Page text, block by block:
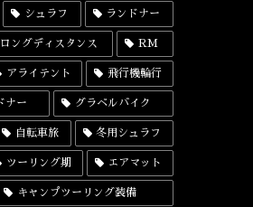
シュラフ ランドナー
ロングディスタンス RM
アライテント 飛行機輪行
ナー グラベルバイク
自転車旅 冬用シュラフ
ツーリング期 エアマット
キャンプツーリング装備